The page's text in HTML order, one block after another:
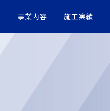
事業内容 施工実績